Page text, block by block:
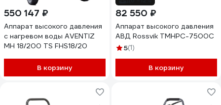
550 147 ₽
Аппарат высокого давления
с нагревом воды AVENTIZ
MH 18/200 TS FHS18/20
В корзину
82 550 ₽
Аппарат высокого давления
АВД Rossvik TMHPC-7500C
5(1)
В корзину